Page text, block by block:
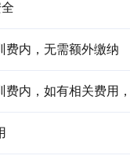
费内，无需额外缴纳
费内，如有相关费用